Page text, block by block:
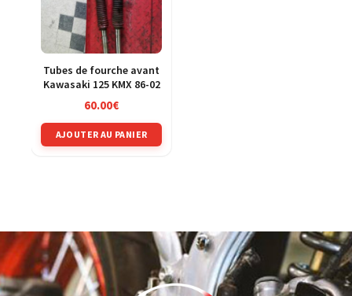
Tubes de fourche avant
Kawasaki 125 KMX 86-02
60.00€
AJOUTER AU PANIER